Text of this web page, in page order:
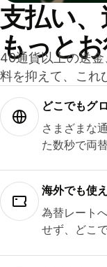
支払い
もっと
40通貨以上の送
料を抑えて、これ
どこでもグ⁠
さまざまな
た数秒で両
海外でも使
為替レート
せず、どこ